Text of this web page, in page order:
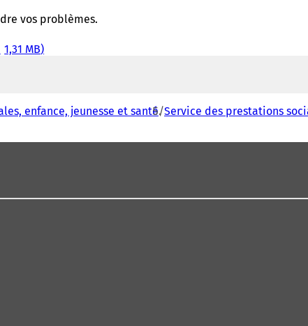
vos problèmes.
1,31 MB
enfance, jeunesse et santé Service des prestations